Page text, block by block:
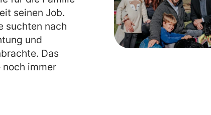
seinen Job.
suchten nach
und
Das
noch immer